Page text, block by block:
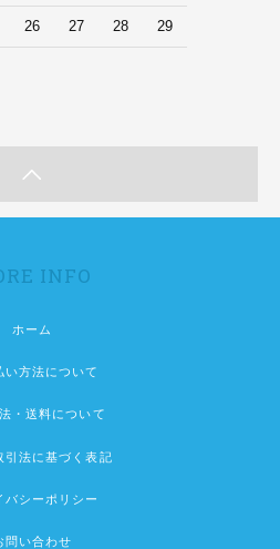
26 27 28 29
INFO
ホーム
い方法について
・送料について
引法に基づく表記
バシーポリシー
問い合わせ